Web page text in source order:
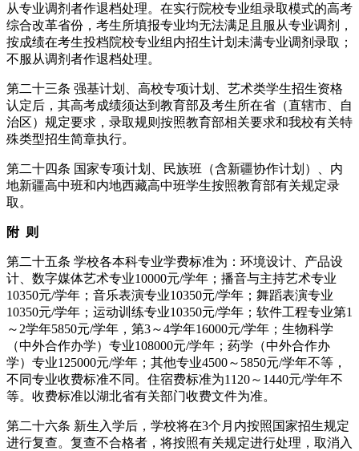
从专业调剂者作退档处理。在实行院校专业组录取模式的高考
综合改革省份，考生所填报专业均无法满足且服从专业调剂，
按成绩在考生投档院校专业组内招生计划未满专业调剂录取；
不服从调剂者作退档处理。
第二十三条 强基计划、高校专项计划、艺术类学生招生资格
认定后，其高考成绩须达到教育部及考生所在省（直辖市、自
治区）规定要求，录取规则按照教育部相关要求和我校有关特
殊类型招生简章执行。
第二十四条 国家专项计划、民族班（含新疆协作计划）、内
地新疆高中班和内地西藏高中班学生按照教育部有关规定录
取。
附 则
第二十五条 学校各本科专业学费标准为：环境设计、产品设
计、数字媒体艺术专业10000元/学年；播音与主持艺术专业
10350元/学年；音乐表演专业10350元/学年；舞蹈表演专业
10350元/学年；运动训练专业10350元/学年；软件工程专业第1
～2学年5850元/学年，第3～4学年16000元/学年；生物科学
（中外合作办学）专业108000元/学年；药学（中外合作办
学）专业125000元/学年；其他专业4500～5850元/学年不等，
不同专业收费标准不同。住宿费标准为1120～1440元/学年不
等。收费标准以湖北省有关部门收费文件为准。
第二十六条 新生入学后，学校将在3个月内按照国家招生规定
进行复查。 复查不合格者，将按照有关规定进行处理 ，取消入